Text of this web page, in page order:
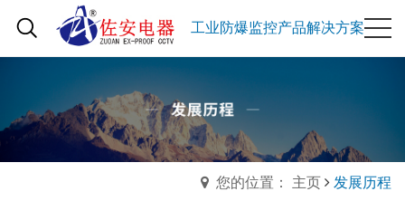
工业防爆监控产品解决方案
您的位置： 主页 发展历程